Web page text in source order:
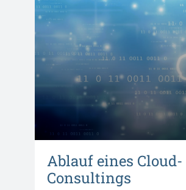
Ablauf eines Cloud-
Consultings